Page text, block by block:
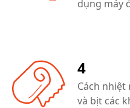
dụng máy
4
Cách nhiệt
và bịt các